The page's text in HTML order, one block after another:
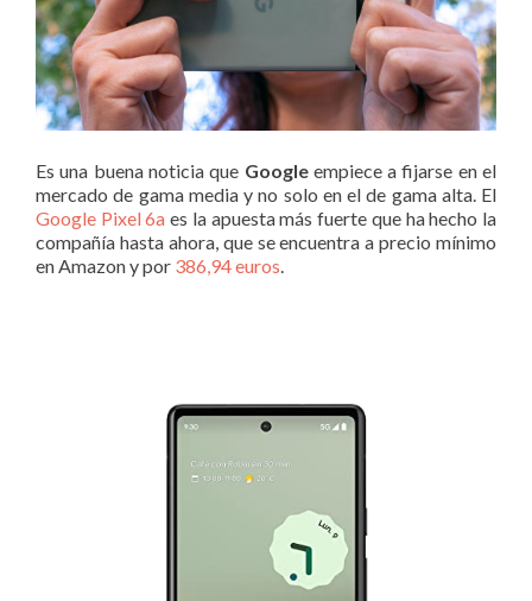
Es una buena noticia que Googleempiece a fijarse en el
mercado de gama media y no solo en el de gama alta. El
Google Pixel 6a es la apuesta más fuerte que ha hecho la
compañía hasta ahora, que se encuentra a precio mínimo
en Amazon y por 386,94 euros.